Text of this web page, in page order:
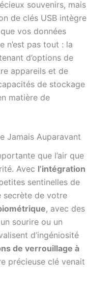
souvenirs, mais
de clés USB intègre
vos données
n’est pas tout : la
d’options de
appareils et de
de stockage
matière de
Jamais Auparavant
que l’air que
Avec l’intégration
sentinelles de
secrète de votre
, avec des
sourire ou un
d’ingéniosité
de verrouillage à
précieuse clé venait